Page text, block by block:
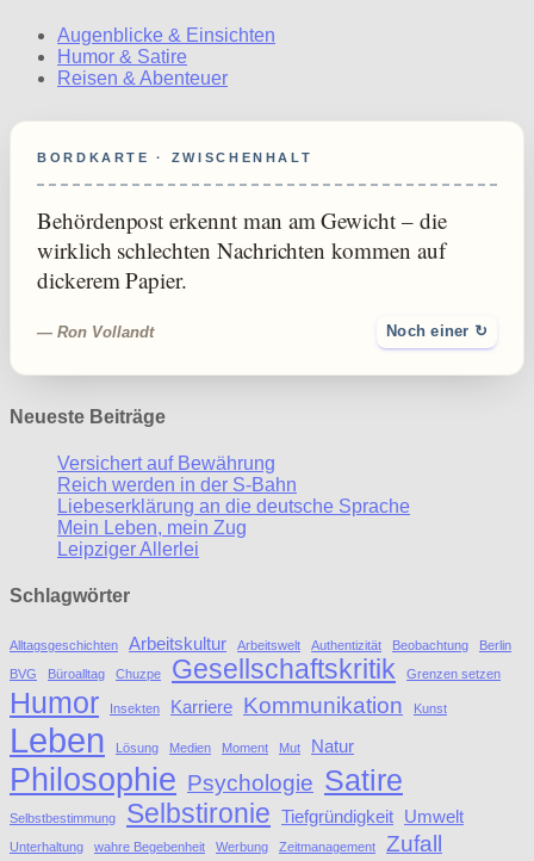
Augenblicke & Einsichten
Humor & Satire
Reisen & Abenteuer
BORDKARTE · ZWISCHENHALT
Behördenpost erkennt man am Gewicht – die
wirklich schlechten Nachrichten kommen auf
dickerem Papier.
— Ron Vollandt Noch einer ↻
Neueste Beiträge
Versichert auf Bewährung
Reich werden in der S-Bahn
Liebeserklärung an die deutsche Sprache
Mein Leben, mein Zug
Leipziger Allerlei
Schlagwörter
Alltagsgeschichten Arbeitskultur Arbeitswelt Authentizität Beobachtung
Berlin
BVG
Büroalltag Chuzpe Gesellschaftskritik Grenzen setzen
Humor Insekten Karriere Kommunikation Kunst
Leben Lösung Medien Moment Mut Natur
Philosophie Psychologie Satire
Selbstbestimmung Selbstironie Tiefgründigkeit Umwelt
Unterhaltung wahre Begebenheit Werbung Zeitmanagement Zufall